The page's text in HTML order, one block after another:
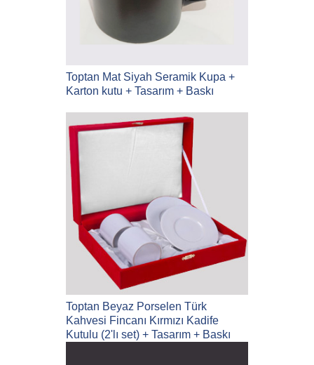
Toptan Mat Siyah Seramik Kupa +
Karton kutu + Tasarım + Baskı
Toptan Beyaz Porselen Türk
Kahvesi Fincanı Kırmızı Kadife
Kutulu (2'lı set) + Tasarım + Baskı